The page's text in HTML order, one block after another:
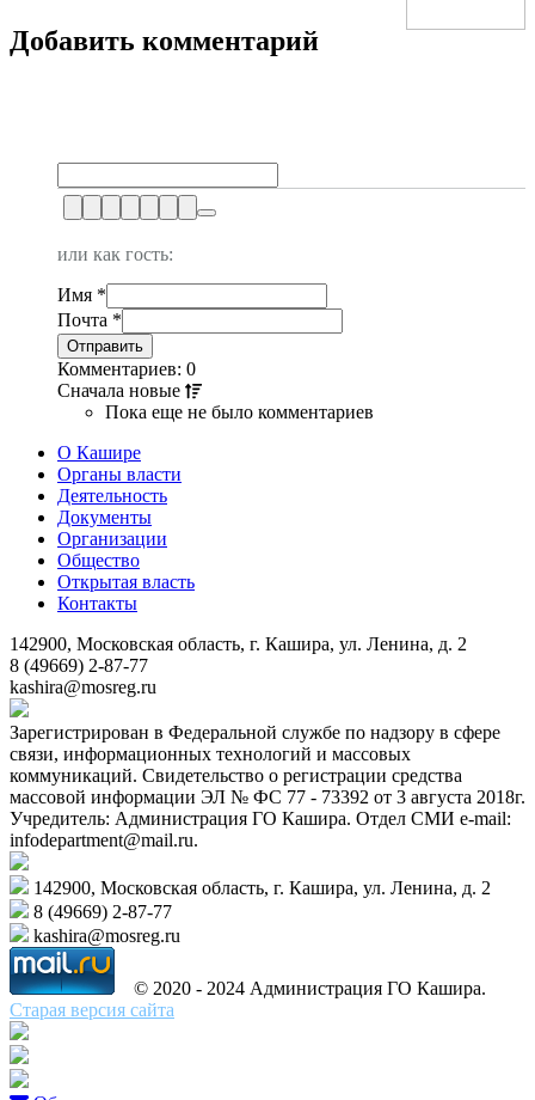
Добавить комментарий
или как гость:
Имя *
Почта *
Комментариев: 0
Сначала новые
Пока еще не было комментариев
О Кашире
Органы власти
Деятельность
Документы
Организации
Общество
Открытая власть
Контакты
142900, Московская область, г. Кашира, ул. Ленина, д. 2
8 (49669) 2-87-77
kashira@mosreg.ru
Зарегистрирован в Федеральной службе по надзору в сфере
связи, информационных технологий и массовых
коммуникаций. Свидетельство о регистрации средства
массовой информации ЭЛ № ФС 77 - 73392 от 3 августа 2018г.
Учредитель: Администрация ГО Кашира. Отдел СМИ e-mail:
infodepartment@mail.ru.
142900, Московская область, г. Кашира, ул. Ленина, д. 2
8 (49669) 2-87-77
kashira@mosreg.ru
© 2020 - 2024 Администрация ГО Кашира.
Старая версия сайта